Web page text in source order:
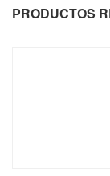
PRODUCTOS